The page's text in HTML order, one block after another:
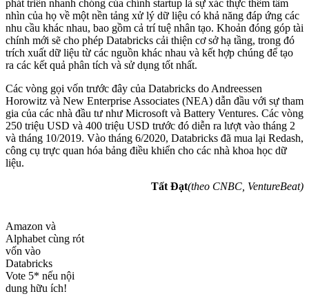
phát triển nhanh chóng của chính startup là sự xác thực thêm tầm
nhìn của họ về một nền tảng xử lý dữ liệu có khả năng đáp ứng các
nhu cầu khác nhau, bao gồm cả trí tuệ nhân tạo. Khoản đóng góp tài
chính mới sẽ cho phép Databricks cải thiện cơ sở hạ tầng, trong đó
trích xuất dữ liệu từ các nguồn khác nhau và kết hợp chúng để tạo
ra các kết quả phân tích và sử dụng tốt nhất.
Các vòng gọi vốn trước đây của Databricks do Andreessen
Horowitz và New Enterprise Associates (NEA) dẫn đầu với sự tham
gia của các nhà đầu tư như Microsoft và Battery Ventures. Các vòng
250 triệu USD và 400 triệu USD trước đó diễn ra lượt vào tháng 2
và tháng 10/2019. Vào tháng 6/2020, Databricks đã mua lại Redash,
công cụ trực quan hóa bảng điều khiển cho các nhà khoa học dữ
liệu.
Tất Đạt(theo CNBC, VentureBeat)
Amazon và
Alphabet cùng rót
vốn vào
Databricks
Vote 5* nếu nội
dung hữu ích!